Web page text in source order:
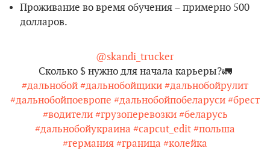
Проживание во время обучения – примерно 500
долларов.
@skandi_trucker
Сколько $ нужно для начала карьеры?🚛
#дальнобой #дальнобойщики #дальнобойрулит
#дальнобойпоевропе #дальнобойпобеларуси #брест
#водители #грузоперевозки #беларусь
#дальнобойукраина #capcut_edit #польша
#германия #граница #колейка